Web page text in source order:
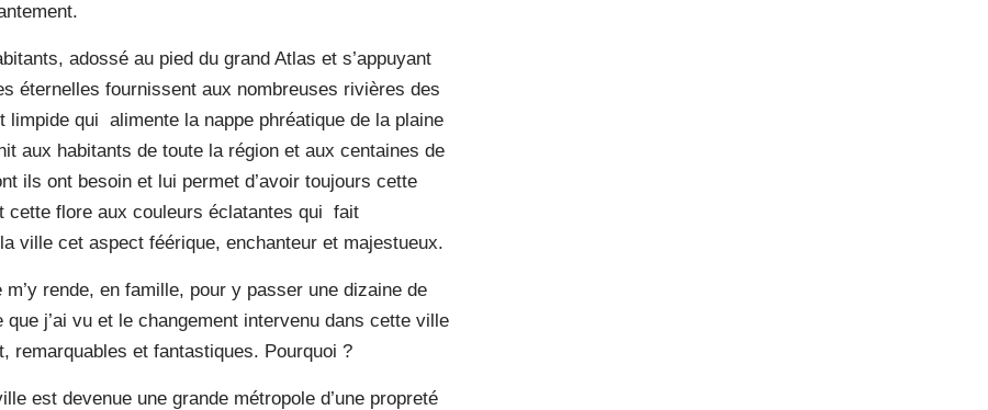
adossé au pied du grand Atlas et s’appuyant
éternelles fournissent aux nombreuses rivières des
limpide qui alimente la nappe phréatique de la plaine
aux habitants de toute la région et aux centaines de
ils ont besoin et lui permet d’avoir toujours cette
flore aux couleurs éclatantes qui fait
ville cet aspect féérique, enchanteur et majestueux.
rende, en famille, pour y passer une dizaine de
j’ai vu et le changement intervenu dans cette ville
remarquables et fantastiques. Pourquoi ?
est devenue une grande métropole d’une propreté